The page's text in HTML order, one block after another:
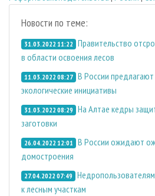
Новости по теме:
31.03.2022 11:22 Правительство
в области освоения лесов
11.03.2022 08:27 В России
экологические инициативы
31.03.2022 08:29 На Алтае кедры
заготовки
26.04.2022 12:01 В России ожидают
домостроения
27.04.2022 07:49
к лесным участкам